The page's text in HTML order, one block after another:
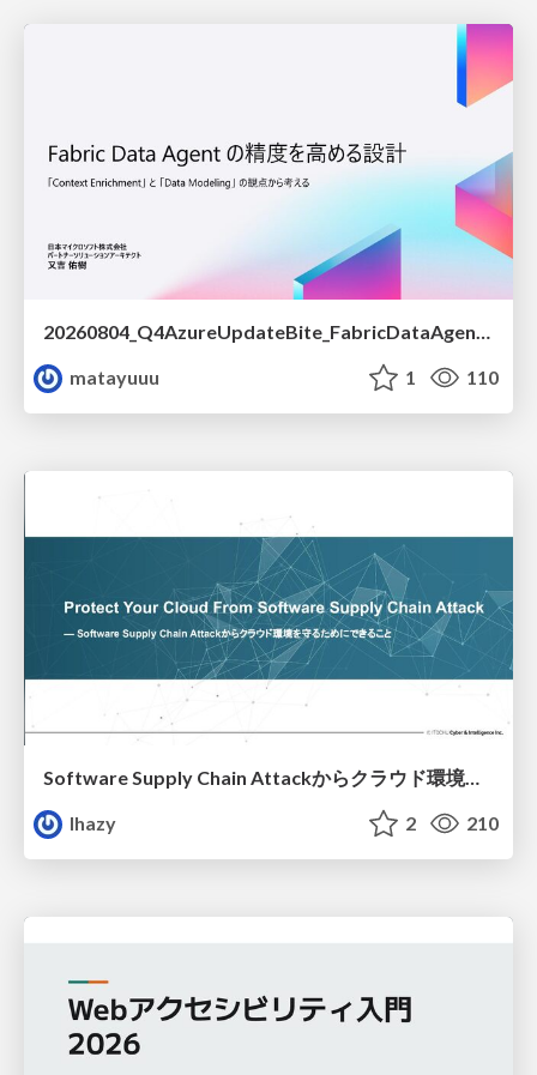
matayuuu
1 110
Software Supply Chain Attackからクラウド環境を守るためにできること
lhazy
2 210